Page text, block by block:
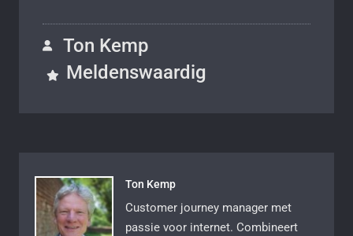
Ton Kemp
Meldenswaardig
Ton Kemp
Customer journey manager met
passie voor internet. Combineert